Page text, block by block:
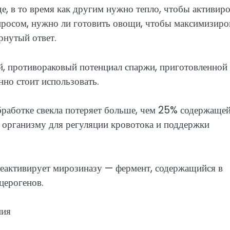
в то время как другим нужно тепло, чтобы
нужно ли готовить овощи, чтобы
ответ.
потенциал спаржи, приготовленной
стоит использовать.
свекла потеряет больше, чем 25%
для регуляции кровотока и поддержки
мирозиназу — фермент, содержащийся в